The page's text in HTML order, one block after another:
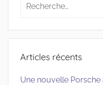
:
Articles récents
Une nouvelle Porsche